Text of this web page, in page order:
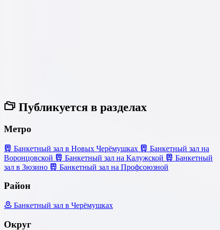
Публикуется в разделах
Метро
Банкетный зал в Новых Черёмушках
Банкетный зал на
Воронцовской
Банкетный зал на Калужской
Банкетный
зал в Зюзино
Банкетный зал на Профсоюзной
Район
Банкетный зал в Черёмушках
Округ